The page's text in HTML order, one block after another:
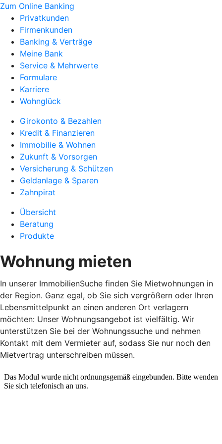
Zum Online Banking
Privatkunden
Firmenkunden
Banking & Verträge
Meine Bank
Service & Mehrwerte
Formulare
Karriere
Wohnglück
Girokonto & Bezahlen
Kredit & Finanzieren
Immobilie & Wohnen
Zukunft & Vorsorgen
Versicherung & Schützen
Geldanlage & Sparen
Zahnpirat
Übersicht
Beratung
Produkte
Wohnung mieten
In unserer ImmobilienSuche finden Sie Mietwohnungen in
der Region. Ganz egal, ob Sie sich vergrößern oder Ihren
Lebensmittelpunkt an einen anderen Ort verlagern
möchten: Unser Wohnungsangebot ist vielfältig. Wir
unterstützen Sie bei der Wohnungssuche und nehmen
Kontakt mit dem Vermieter auf, sodass Sie nur noch den
Mietvertrag unterschreiben müssen.